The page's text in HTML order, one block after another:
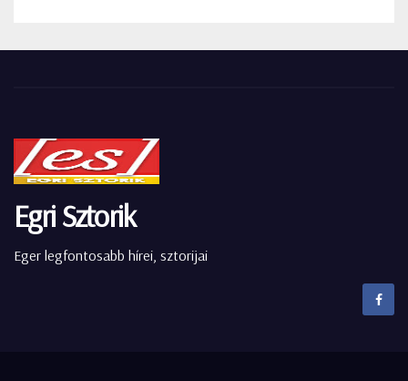
Egri Sztorik
Eger legfontosabb hírei, sztorijai